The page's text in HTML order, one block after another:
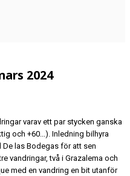
2024
varav ett par stycken ganska
och +60...). Inledning bilhyra
las Bodegas för att sen
vandringar, två i Grazalema och
med en vandring en bit utanför